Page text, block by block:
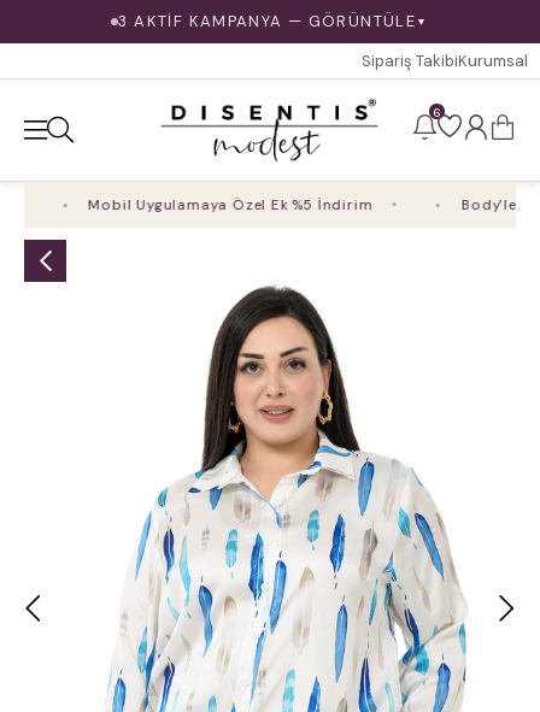
3 AKTİF KAMPANYA — GÖRÜNTÜLE ▼
Sipariş TakibiKurumsal
6
Mobil Uygulamaya Özel Ek %5 İndirim Body'lerde